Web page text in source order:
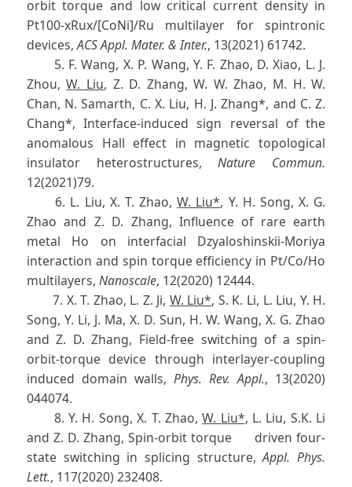
orbit torque and low critical current density in
Pt100-xRux/[CoNi]/Ru multilayer for spintronic
devices,ACS Appl. Mater. & Inter., 13(2021) 61742.
5. F. Wang, X. P. Wang, Y. F. Zhao, D. Xiao, L. J.
Zhou,W. Liu, Z. D. Zhang, W. W. Zhao, M. H. W.
Chan, N. Samarth, C. X. Liu, H. J. Zhang*, and C. Z.
Chang*, Interface-induced sign reversal of the
anomalous Hall effect in magnetic topological
insulator heterostructures,Nature Commun.
12(2021)79.
6. L. Liu, X. T. Zhao,W. Liu*, Y. H. Song, X. G.
Zhao and Z. D. Zhang, Influence of rare earth
metal Ho on interfacial Dzyaloshinskii-Moriya
interaction and spin torque efficiency in Pt/Co/Ho
multilayers, Nanoscale, 12(2020) 12444.
7. X. T. Zhao, L. Z. Ji, W. Liu*, S. K. Li, L. Liu, Y. H.
Song, Y. Li, J. Ma, X. D. Sun, H. W. Wang, X. G. Zhao
and Z. D. Zhang, Field-free switching of a spin-
orbit-torque device through interlayer-coupling
induced domain walls, Phys. Rev. Appl., 13(2020)
044074.
8. Y. H. Song, X. T. Zhao,W. Liu*, L. Liu, S.K. Li
and Z. D. Zhang, Spin-orbit torque driven four-
state switching in splicing structure,Appl. Phys.
Lett., 117(2020) 232408.